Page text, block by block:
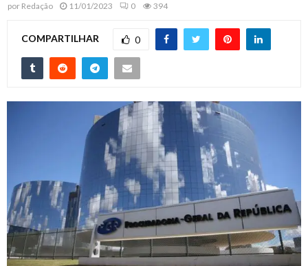
por Redação 11/01/2023 0 394
COMPARTILHAR 0